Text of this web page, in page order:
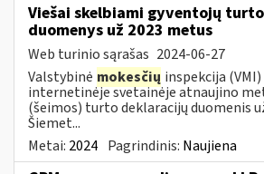
Viešai skelbiami gyventojų
duomenys už 2023 metus
Web turinio sąrašas 2024-06-27
Valstybinė mokesčių inspekcija
internetinėje svetainėje atnaujino
(šeimos) turto deklaracijų duomenis
Šiemet...
Metai: 2024 Pagrindinis: Naujiena